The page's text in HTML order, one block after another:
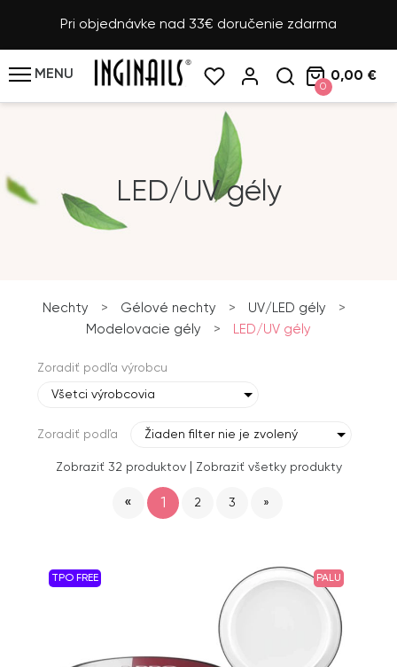
Pri objednávke nad 33€ doručenie zdarma
MENU
0
0,00 €
LED/UV gély
Nechty > Gélové nechty > UV/LED gély
>
Modelovacie gély
> LED/UV gély
Zoradiť podľa výrobcu
Všetci výrobcovia
Zoradiť podľa Žiaden filter nie je zvolený
Zobraziť 32 produktov| Zobraziť všetky produkty
« 1 2 3 »
TPO FREE PALU